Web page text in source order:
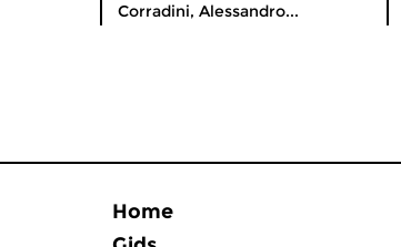
Corradini, Alessandro...
Home